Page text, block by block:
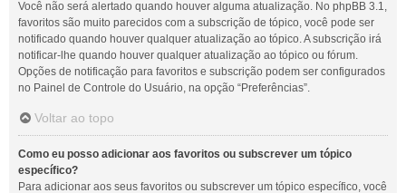
Você não será alertado quando houver alguma atualização. No phpBB 3.1,
favoritos são muito parecidos com a subscrição de tópico, você pode ser
notificado quando houver qualquer atualização ao tópico. A subscrição irá
notificar-lhe quando houver qualquer atualização ao tópico ou fórum.
Opções de notificação para favoritos e subscrição podem ser configurados
no Painel de Controle do Usuário, na opção “Preferências”.
Voltar ao topo
Como eu posso adicionar aos favoritos ou subscrever um tópico
específico?
Para adicionar aos seus favoritos ou subscrever um tópico específico, você